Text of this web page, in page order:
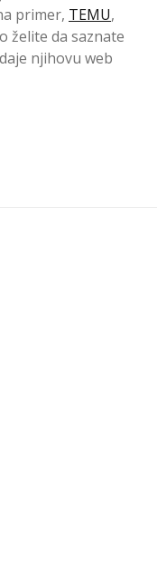
primer, TEMU,
želite da saznate
njihovu web